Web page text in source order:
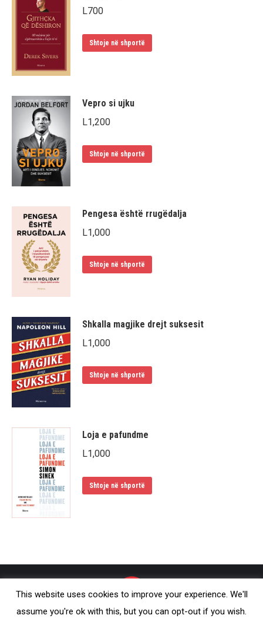
L700
Shtoje në shportë
Vepro si ujku
L1,200
Shtoje në shportë
Pengesa është rrugëdalja
L1,000
Shtoje në shportë
Shkalla magjike drejt suksesit
L1,000
Shtoje në shportë
Loja e pafundme
L1,000
Shtoje në shportë
This website uses cookies to improve your experience. We'll
assume you're ok with this, but you can opt-out if you wish.